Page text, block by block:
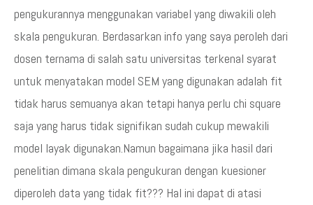
pengukurannya menggunakan variabel yang diwakili oleh
skala pengukuran. Berdasarkan info yang saya peroleh dari
dosen ternama di salah satu universitas terkenal syarat
untuk menyatakan model SEM yang digunakan adalah fit
tidak harus semuanya akan tetapi hanya perlu chi square
saja yang harus tidak signifikan sudah cukup mewakili
model layak digunakan.Namun bagaimana jika hasil dari
penelitian dimana skala pengukuran dengan kuesioner
diperoleh data yang tidak fit??? Hal ini dapat di atasi